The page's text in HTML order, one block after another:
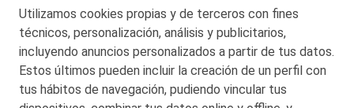
© 2026 Petronor S.A.
Utilizamos cookies propias y de terceros con fines
técnicos, personalización, análisis y publicitarios,
incluyendo anuncios personalizados a partir de tus datos.
Estos últimos pueden incluir la creación de un perfil con
tus hábitos de navegación, pudiendo vincular tus